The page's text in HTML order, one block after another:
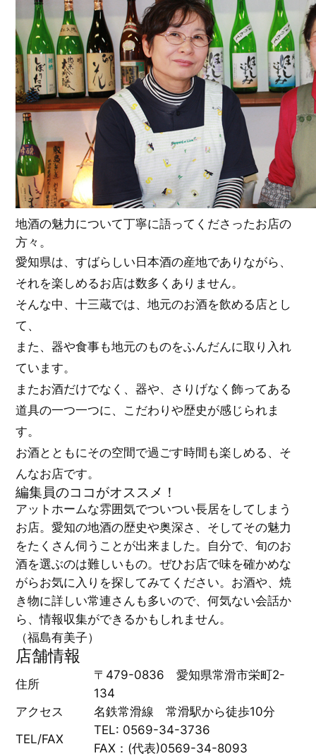
地酒の魅力について丁寧に語ってくださったお店の
方々。
愛知県は、すばらしい日本酒の産地でありながら、
それを楽しめるお店は数多くありません。
そんな中、十三蔵では、地元のお酒を飲める店とし
て、
また、器や食事も地元のものをふんだんに取り入れ
ています。
またお酒だけでなく、器や、さりげなく飾ってある
道具の一つ一つに、こだわりや歴史が感じられま
す。
お酒とともにその空間で過ごす時間も楽しめる、そ
んなお店です。
編集員のココがオススメ！
アットホームな雰囲気でついつい長居をしてしまう
お店。愛知の地酒の歴史や奥深さ、そしてその魅力
をたくさん伺うことが出来ました。自分で、旬のお
酒を選ぶのは難しいもの。ぜひお店で味を確かめな
がらお気に入りを探してみてください。お酒や、焼
き物に詳しい常連さんも多いので、何気ない会話か
ら、情報収集ができるかもしれません。
（福島有美子）
店舗情報
住所
〒479-0836 愛知県常滑市栄町2-
134
アクセス
名鉄常滑線 常滑駅から徒歩10分
TEL/FAX
TEL: 0569-34-3736
FAX：(代表)0569-34-8093